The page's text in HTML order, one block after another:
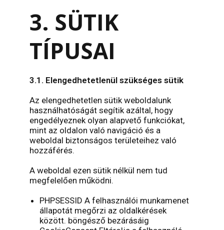
3. SÜTIK
TÍPUSAI
3.1. Elengedhetetlenül szükséges sütik
Az elengedhetetlen sütik weboldalunk
használhatóságát segítik azáltal, hogy
engedélyeznek olyan alapvető funkciókat,
mint az oldalon való navigáció és a
weboldal biztonságos területeihez való
hozzáférés.
A weboldal ezen sütik nélkül nem tud
megfelelően működni.
PHPSESSID A felhasználói munkamenet
állapotát megőrzi az oldalkérések
között. böngésző bezárásáig